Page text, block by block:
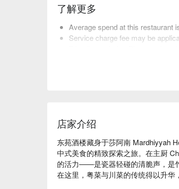
了解更多
Average spend at this restaurant
Service charge fee may be
店家介绍
东苑酒楼藏身于莎阿南 Mardhiyyah
中式美食的精致探索之旅。在主厨
的活力——是瓷器轻碰的清脆声，是
在这里，粤菜与川菜的传统得以升华